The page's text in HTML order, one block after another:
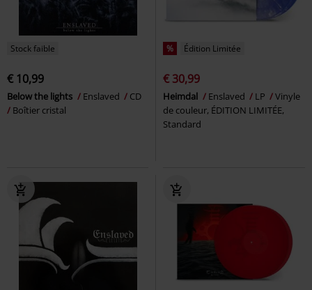
Stock faible
€ 10,99
Below the lights Enslaved
CD
Boîtier cristal
% Édition Limitée
€ 30,99
Heimdal Enslaved LP
Vinyle
de couleur, ÉDITION LIMITÉE,
Standard